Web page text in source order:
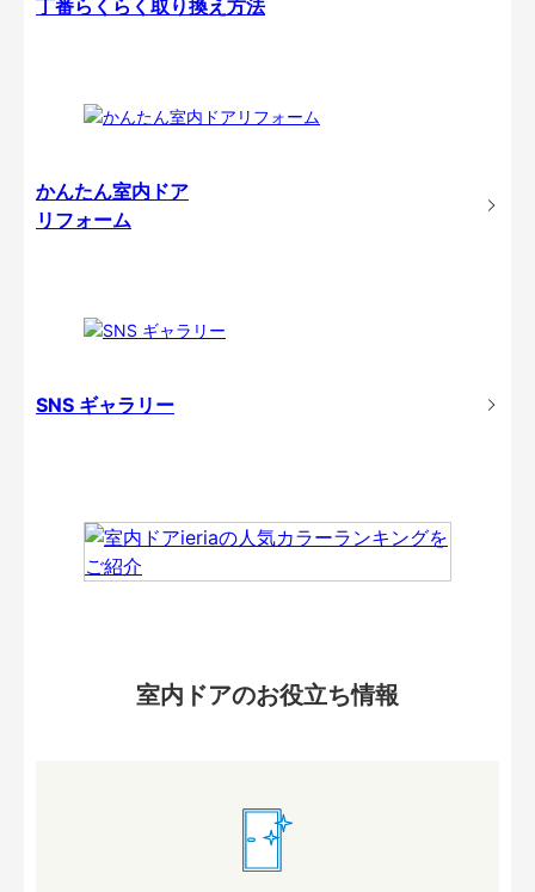
丁番らくらく取り換え方法
かんたん室内ドア
リフォーム
SNS ギャラリー
室内ドアのお役立ち情報